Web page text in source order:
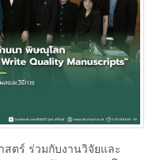
ตร์ ร่วมกับงานวิจัยและ